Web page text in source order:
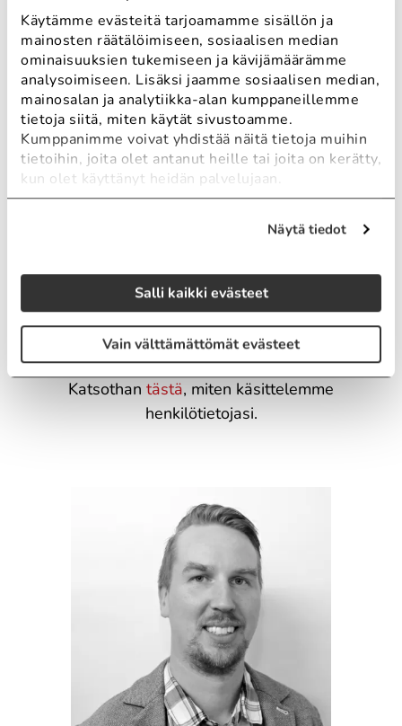
Käytämme evästeitä tarjoamamme sisällön ja
mainosten räätälöimiseen, sosiaalisen median
ominaisuuksien tukemiseen ja kävijämäärämme
analysoimiseen. Lisäksi jaamme sosiaalisen median,
mainosalan ja analytiikka-alan kumppaneillemme
tietoja siitä, miten käytät sivustoamme.
Kumppanimme voivat yhdistää näitä tietoja muihin
tietoihin, joita olet antanut heille tai joita on kerätty,
kun olet käyttänyt heidän palvelujaan.
Näytä tiedot
Salli kaikki evästeet
Vain välttämättömät evästeet
kokemuksella
Tutustu palveluun
Kiinnostuitko? Ota
yhteyttä
Kysy lisää tai ehdota veloituksetonta
tapaamisaikaa asiantuntijamme kanssa.
Katsothan tästä, miten käsittelemme
henkilötietojasi.